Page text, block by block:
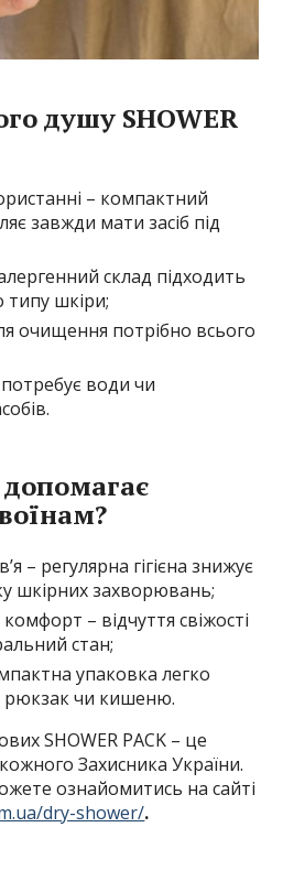
душу SHOWER
– компактний
завжди мати засіб під
склад підходить
типу шкіри;
очищення потрібно всього
потребує води чи
– регулярна гігієна знижує
шкірних захворювань;
– відчуття свіжості
стан;
упаковка легко
рюкзак чи кишеню.
SHOWER PACK – це
Захисника України.
ознайомитись на сайті
dry-shower/.